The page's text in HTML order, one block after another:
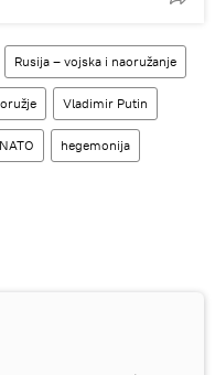
Rusija – vojska i naoružanje
Vladimir Putin
NATO hegemonija